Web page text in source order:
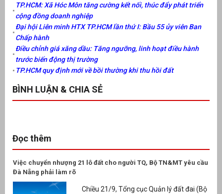
TP.HCM: Xã Hóc Môn tăng cường kết nối, thúc đẩy phát triển
cộng đồng doanh nghiệp
Đại hội Liên minh HTX TP.HCM lần thứ I: Bầu 55 ủy viên Ban
Chấp hành
Điều chỉnh giá xăng dầu: Tăng ngưỡng, linh hoạt điều hành
trước biến động thị trường
TP.HCM quy định mới về bồi thường khi thu hồi đất
BÌNH LUẬN & CHIA SẺ
Đọc thêm
Việc chuyển nhượng 21 lô đất cho người TQ, Bộ TN&MT yêu cầu
Đà Nẵng phải làm rõ
Chiều 21/9, Tổng cục Quản lý đất đai (Bộ